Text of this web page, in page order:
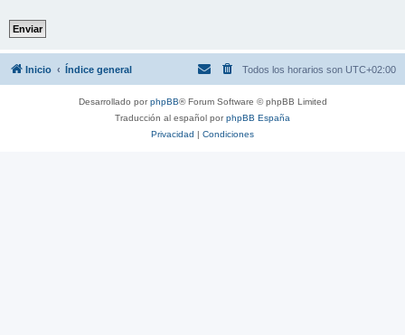
Inicio Índice general Todos los horarios son UTC+02:00
Desarrollado porphpBB® Forum Software © phpBB Limited
Traducción al español porphpBB España
Privacidad | Condiciones